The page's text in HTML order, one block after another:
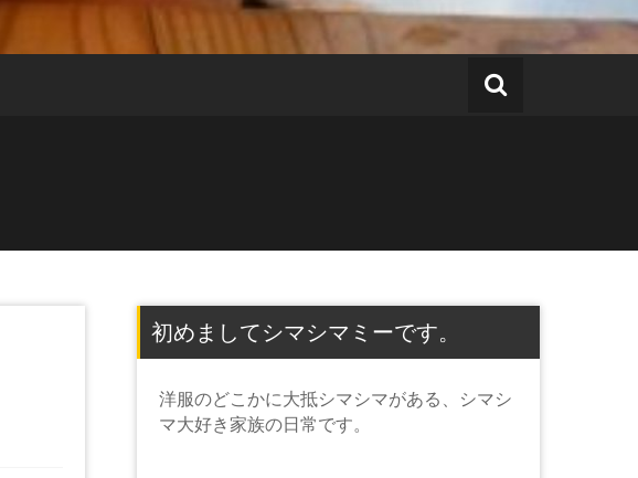
初めましてシマシマミーです。
洋服のどこかに大抵シマシマがある、シマシ
マ大好き家族の日常です。